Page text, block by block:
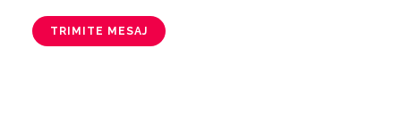
TRIMITE MESAJ